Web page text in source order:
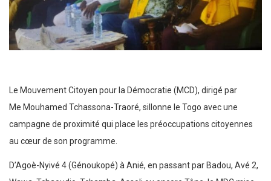
Le Mouvement Citoyen pour la Démocratie (MCD), dirigé par
Me Mouhamed Tchassona-Traoré, sillonne le Togo avec une
campagne de proximité qui place les préoccupations citoyennes
au cœur de son programme.
D’Agoè-Nyivé 4 (Génoukopé) à Anié, en passant par Badou, Avé 2,